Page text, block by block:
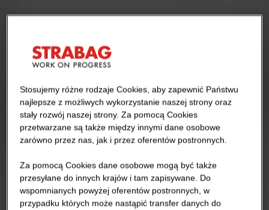
Stosujemy różne rodzaje Cookies, aby zapewnić Państwu
najlepsze z możliwych wykorzystanie naszej strony oraz
stały rozwój naszej strony. Za pomocą Cookies
przetwarzane są także między innymi dane osobowe
zarówno przez nas, jak i przez oferentów postronnych.
Za pomocą Cookies dane osobowe mogą być także
przesyłane do innych krajów i tam zapisywane. Do
wspomnianych powyżej oferentów postronnych, w
przypadku których może nastąpić transfer danych do